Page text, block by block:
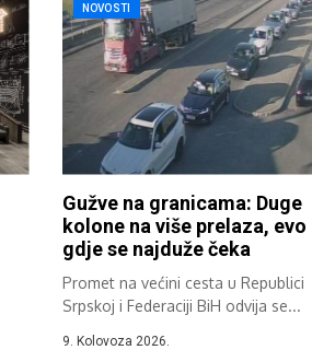
NOVOSTI
Gužve na granicama: Duge
kolone na više prelaza, evo
gdje se najduže čeka
Promet na većini cesta u Republici
Srpskoj i Federaciji BiH odvija se...
9. Kolovoza 2026.